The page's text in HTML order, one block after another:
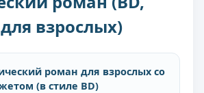
взрослых)
роман для взрослых со
(в стиле BD)